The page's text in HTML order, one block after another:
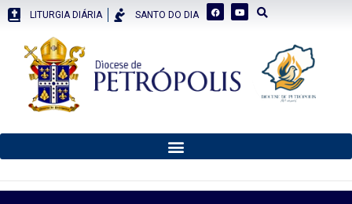
LITURGIA DIÁRIA SANTO DO DIA